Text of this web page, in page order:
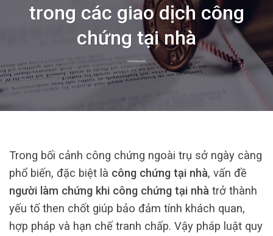
trong các giao dịch công
chứng tại nhà
Trong bối cảnh công chứng ngoài trụ sở ngày càng
phổ biến, đặc biệt là công chứng tại nhà, vấn đề
người làm chứng khi công chứng tại nhà trở thành
yếu tố then chốt giúp bảo đảm tính khách quan,
hợp pháp và hạn chế tranh chấp. Vậy pháp luật quy